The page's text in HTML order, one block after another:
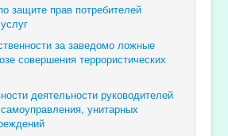
защите прав потребителей
за заведомо ложные
совершения террористических
деятельности руководителей
унитарных